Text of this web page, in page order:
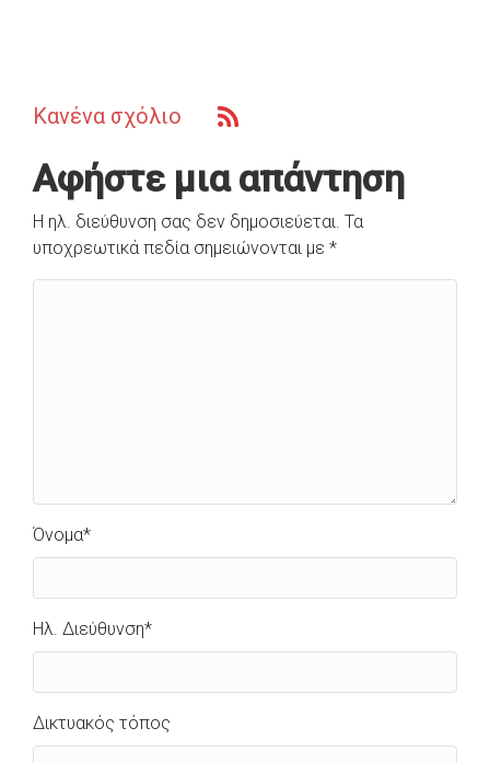
Κανένα σχόλιο
Αφήστε μια απάντηση
Η ηλ. διεύθυνση σας δεν δημοσιεύεται. Τα
υποχρεωτικά πεδία σημειώνονται με *
Όνομα*
Ηλ. Διεύθυνση*
Δικτυακός τόπος